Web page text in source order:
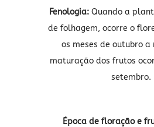
Fenologia:Quando a
de folhagem, ocorre o
os meses de outubro a
maturação dos frutos
setembro.
Época de floração e